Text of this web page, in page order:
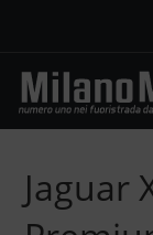
contenuto
Jaguar